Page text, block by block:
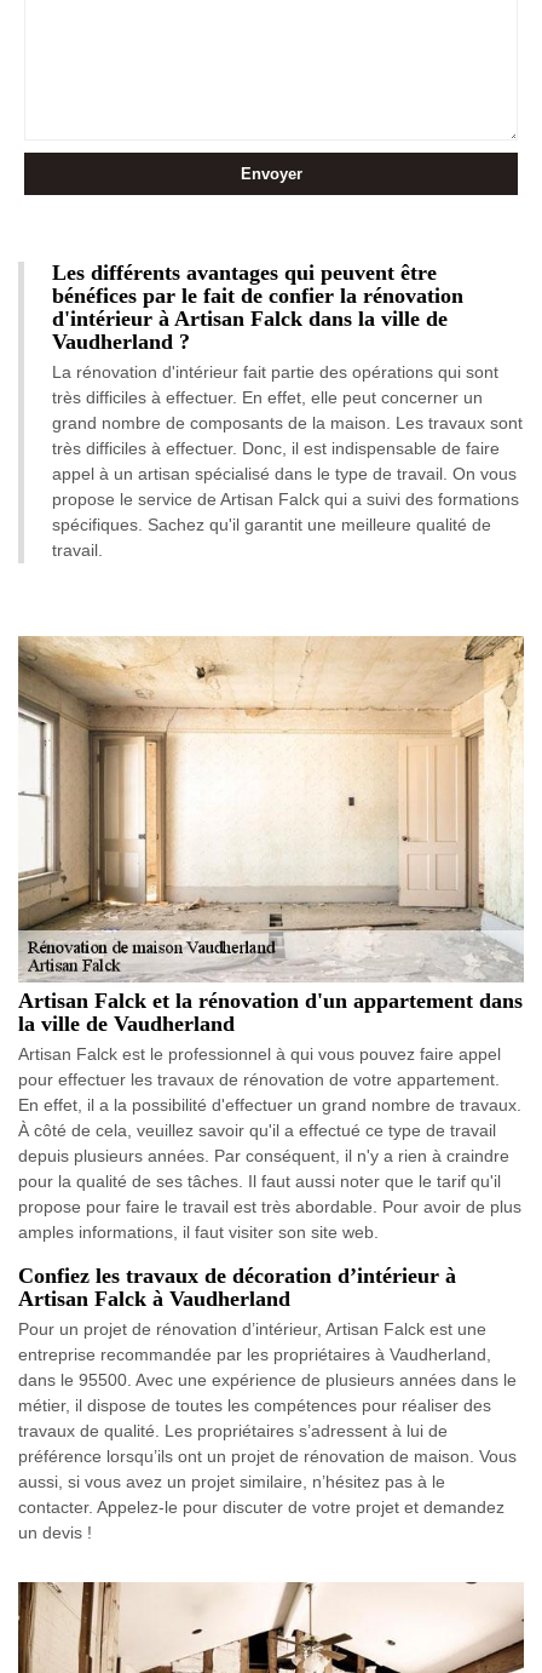
Les différents avantages qui peuvent être
bénéfices par le fait de confier la rénovation
d'intérieur à Artisan Falck dans la ville de
Vaudherland ?
La rénovation d'intérieur fait partie des opérations qui sont
très difficiles à effectuer. En effet, elle peut concerner un
grand nombre de composants de la maison. Les travaux sont
très difficiles à effectuer. Donc, il est indispensable de faire
appel à un artisan spécialisé dans le type de travail. On vous
propose le service de Artisan Falck qui a suivi des formations
spécifiques. Sachez qu'il garantit une meilleure qualité de
travail.
Artisan Falck et la rénovation d'un appartement dans
la ville de Vaudherland
Artisan Falck est le professionnel à qui vous pouvez faire appel
pour effectuer les travaux de rénovation de votre appartement.
En effet, il a la possibilité d'effectuer un grand nombre de travaux.
À côté de cela, veuillez savoir qu'il a effectué ce type de travail
depuis plusieurs années. Par conséquent, il n'y a rien à craindre
pour la qualité de ses tâches. Il faut aussi noter que le tarif qu'il
propose pour faire le travail est très abordable. Pour avoir de plus
amples informations, il faut visiter son site web.
Confiez les travaux de décoration d’intérieur à
Artisan Falck à Vaudherland
Pour un projet de rénovation d’intérieur, Artisan Falck est une
entreprise recommandée par les propriétaires à Vaudherland,
dans le 95500. Avec une expérience de plusieurs années dans le
métier, il dispose de toutes les compétences pour réaliser des
travaux de qualité. Les propriétaires s’adressent à lui de
préférence lorsqu’ils ont un projet de rénovation de maison. Vous
aussi, si vous avez un projet similaire, n’hésitez pas à le
contacter. Appelez-le pour discuter de votre projet et demandez
un devis !